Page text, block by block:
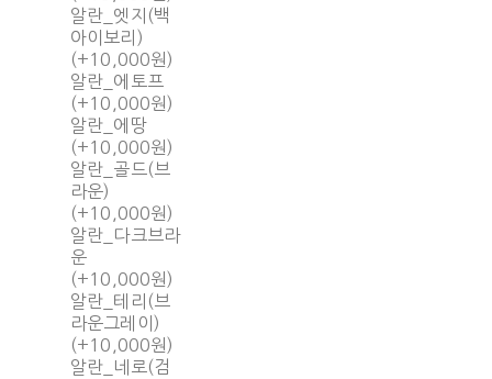
알란_엣지(백
아이보리)
(+10,000원)
알란_에토프
(+10,000원)
알란_에땅
(+10,000원)
알란_골드(브
라운)
(+10,000원)
알란_다크브라
운
(+10,000원)
알란_테리(브
라운그레이)
(+10,000원)
알란_네로(검